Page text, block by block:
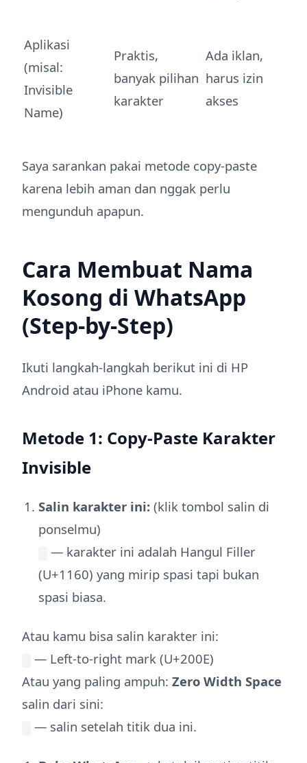
Aplikasi
(misal:
Invisible
Name)
Praktis,
banyak pilihan
karakter
Ada iklan,
harus izin
akses
Saya sarankan pakai metode copy-paste
karena lebih aman dan nggak perlu
mengunduh apapun.
Cara Membuat Nama
Kosong di WhatsApp
(Step-by-Step)
Ikuti langkah-langkah berikut ini di HP
Android atau iPhone kamu.
Metode 1: Copy-Paste Karakter
Invisible
Salin karakter ini: (klik tombol salin di
ponselmu)
— karakter ini adalah Hangul Filler
(U+1160) yang mirip spasi tapi bukan
spasi biasa.
Atau kamu bisa salin karakter ini:
— Left-to-right mark (U+200E)
Atau yang paling ampuh: Zero Width Space
salin dari sini:
— salin setelah titik dua ini.